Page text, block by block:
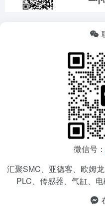
微信号：
汇聚SMC、亚德客、欧姆
PLC、传感器、气缸、